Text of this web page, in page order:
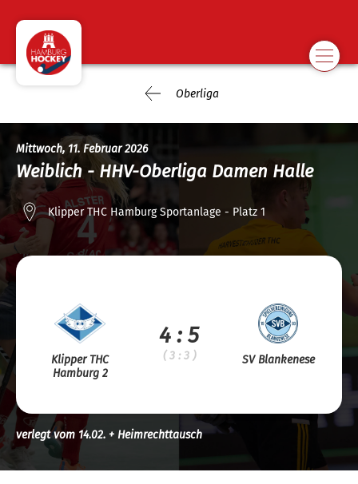
Oberliga
Mittwoch, 11. Februar 2026
Weiblich - HHV-Oberliga Damen Halle
Klipper THC Hamburg Sportanlage - Platz 1
Klipper THC
Hamburg 2
4 : 5
( 3 : 3 ) SV Blankenese
verlegt vom 14.02. + Heimrechttausch